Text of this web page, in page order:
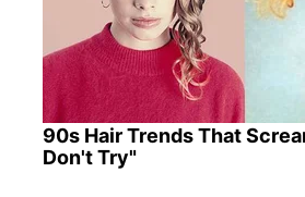
90s Hair Trends That
Don't Try"